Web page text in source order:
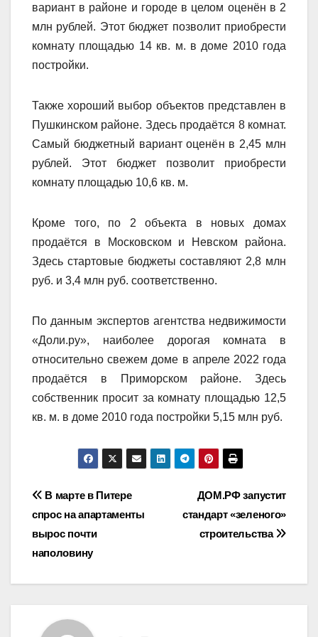
вариант в районе и городе в целом оценён в 2
млн рублей. Этот бюджет позволит приобрести
комнату площадью 14 кв. м. в доме 2010 года
постройки.
Также хороший выбор объектов представлен в
Пушкинском районе. Здесь продаётся 8 комнат.
Самый бюджетный вариант оценён в 2,45 млн
рублей. Этот бюджет позволит приобрести
комнату площадью 10,6 кв. м.
Кроме того, по 2 объекта в новых домах
продаётся в Московском и Невском района.
Здесь стартовые бюджеты составляют 2,8 млн
руб. и 3,4 млн руб. соответственно.
По данным экспертов агентства недвижимости
«Доли.ру», наиболее дорогая комната в
относительно свежем доме в апреле 2022 года
продаётся в Приморском районе. Здесь
собственник просит за комнату площадью 12,5
кв. м. в доме 2010 года постройки 5,15 млн руб.
Навигация
по
записям
ДОМ.РФ запустит
стандарт «зеленого»
строительства
В марте в Питере
спрос на апартаменты
вырос почти
наполовину